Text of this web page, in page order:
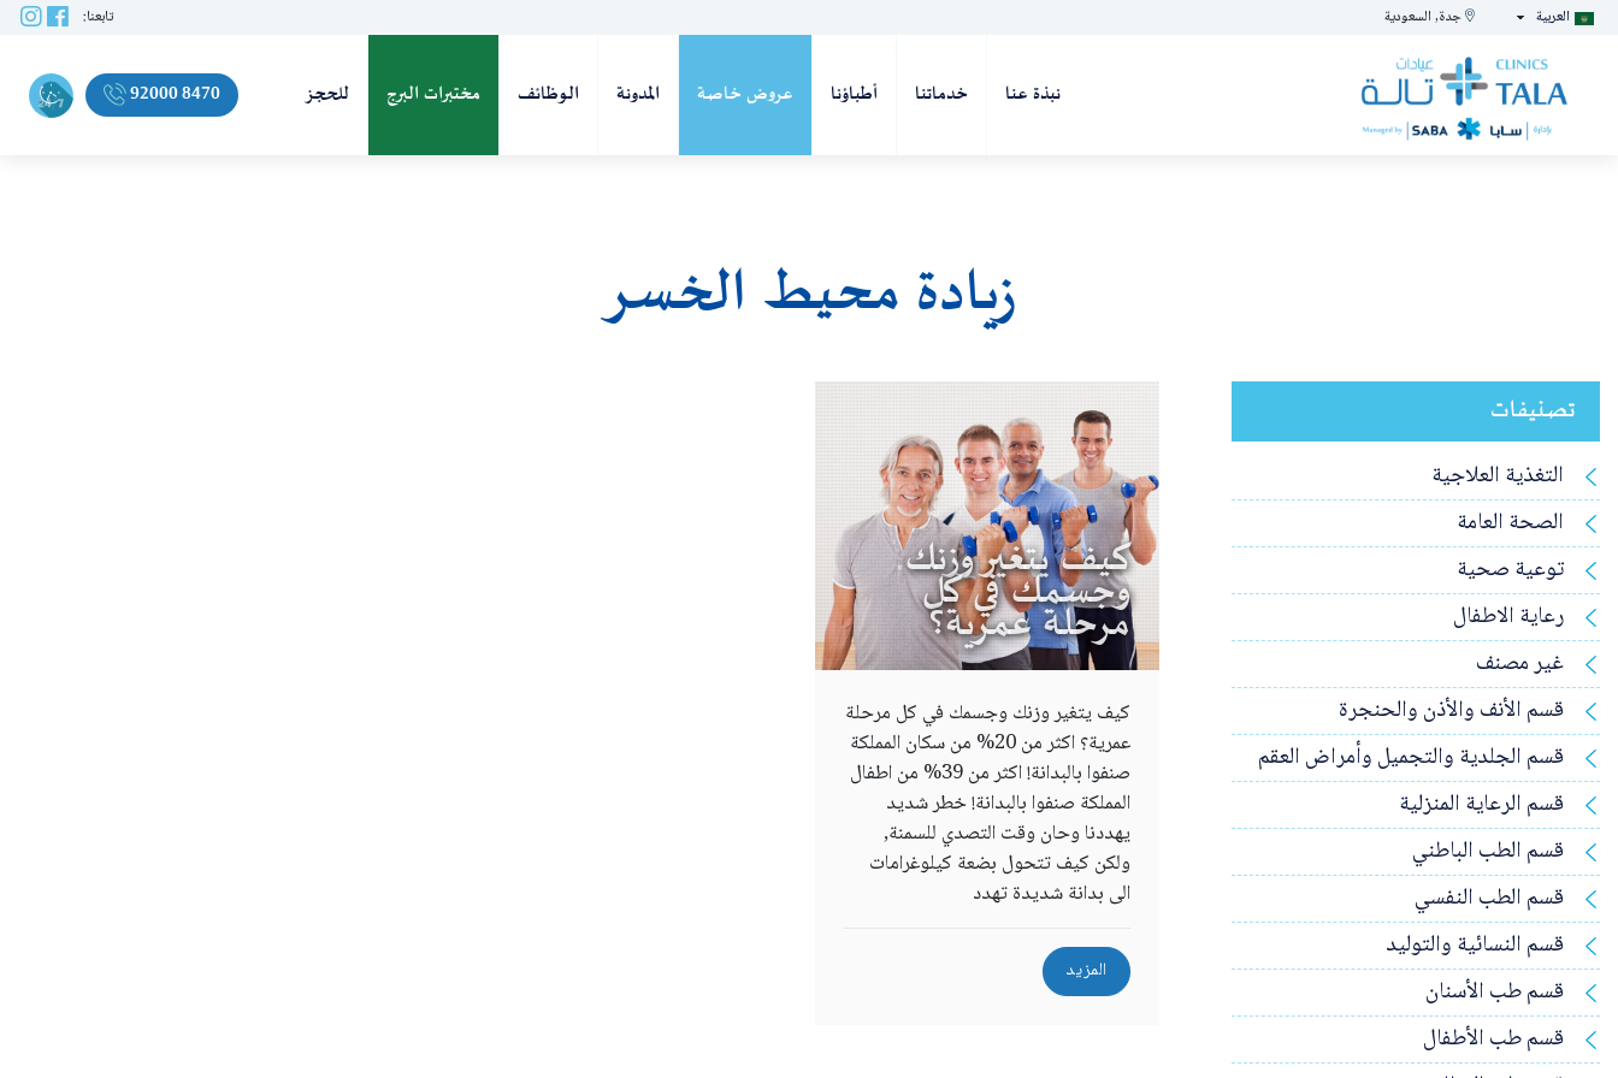
العربية جدة, السعودية تابعنا:
نبذة عنا خدماتنا أطباؤنا عروض خاصة المدونة الوظائف مختبرات البرج للحجز 92000 8470
زيادة محيط الخسر
تصنيفات
التغذية العلاجية
الصحة العامة
توعية صحية
رعاية الاطفال
غير مصنف
قسم الأنف والأذن والحنجرة
قسم الجلدية والتجميل وأمراض العقم
قسم الرعاية المنزلية
قسم الطب الباطني
قسم الطب النفسي
قسم النسائية والتوليد
قسم طب الأسنان
قسم طب الأطفال
كيف يتغير وزنك
وجسمك في كل
مرحلة عمرية؟
كيف يتغير وزنك وجسمك في كل مرحلة
عمرية؟ اكثر من 20% من سكان المملكة
صنفوا بالبدانة! اكثر من 39% من اطفال
المملكة صنفوا بالبدانة! خطر شديد
يهددنا وحان وقت التصدي للسمنة,
ولكن كيف تتحول بضعة كيلوغرامات
الى بدانة شديدة تهدد
المزيد